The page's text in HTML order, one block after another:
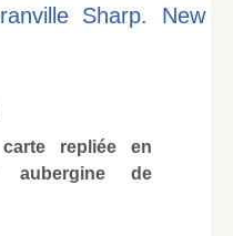
Sharp. New
repliée en
aubergine de